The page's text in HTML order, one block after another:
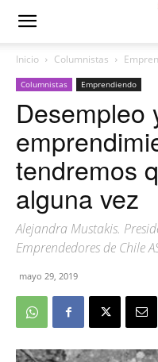
Inicio Columnistas
Columnistas Emprendiendo
Desempleo
tendremos
alguna vez
Alejandra Mustakis.
Emprendedores de Chile
mayo 29, 2019